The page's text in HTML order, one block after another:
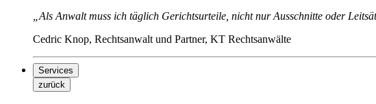
„Als Anwalt muss ich täglich Gerichtsurteile, nicht nur Ausschnitte oder
Cedric Knop, Rechtsanwalt und Partner, KT Rechtsanwälte
Services
zurück